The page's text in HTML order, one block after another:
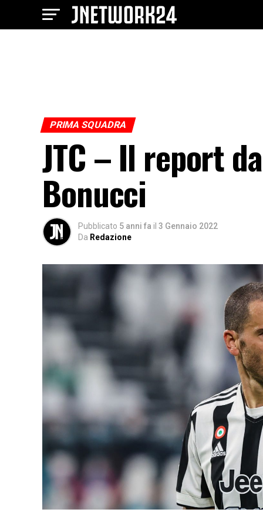
PRIMA SQUADRA
JTC – Il report
Bonucci
Pubblicato 5 anni fa il 3 Gennaio 2022
Da Redazione